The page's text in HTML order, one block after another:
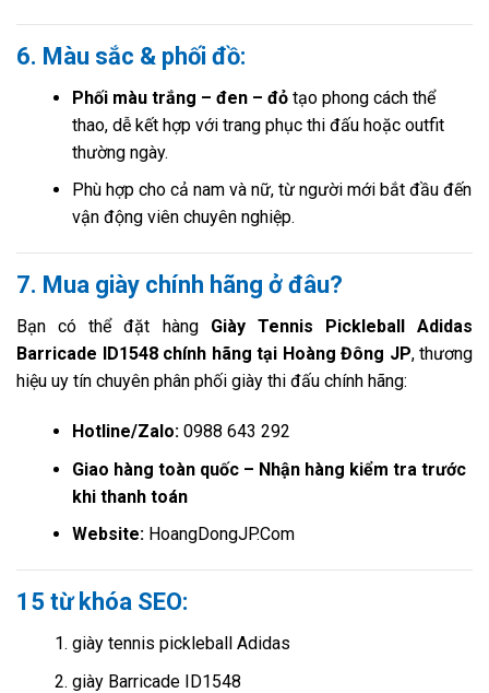
6. Màu sắc & phối đồ:
Phối màu trắng – đen – đỏtạo phong cách thể
thao, dễ kết hợp với trang phục thi đấu hoặc outfit
thường ngày.
Phù hợp cho cả nam và nữ, từ người mới bắt đầu đến
vận động viên chuyên nghiệp.
7. Mua giày chính hãng ở đâu?
Bạn có thể đặt hàng Giày Tennis Pickleball Adidas
Barricade ID1548 chính hãng tại Hoàng Đông JP, thương
hiệu uy tín chuyên phân phối giày thi đấu chính hãng:
Hotline/Zalo:0988 643 292
Giao hàng toàn quốc – Nhận hàng kiểm tra trước
khi thanh toán
Website:HoangDongJP.Com
15 từ khóa SEO:
giày tennis pickleball Adidas
giày Barricade ID1548